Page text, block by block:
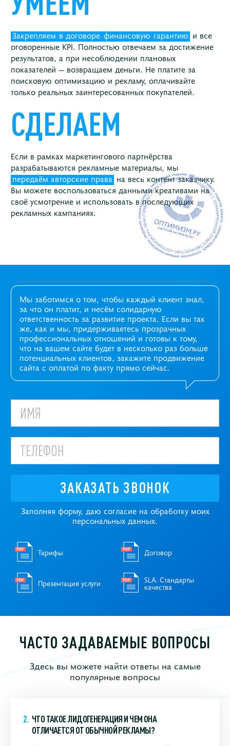
Закрепляем в договоре финансовую гарантию и все
оговоренные KPI. Полностью отвечаем за достижение
результатов, а при несоблюдении плановых
показателей — возвращаем деньги. Не платите за
поисковую оптимизацию и рекламу, оплачивайте
только реальных заинтересованных покупателей.
СДЕЛАЕМ
Если в рамках маркетингового партнёрства
разрабатываются рекламные материалы, мы
передаём авторские права на весь контент заказчику.
Вы можете воспользоваться данными креативами на
своё усмотрение и использовать в последующих
рекламных кампаниях.
Мы заботимся о том, чтобы каждый клиент знал,
за что он платит, и несём солидарную
ответственность за развитие проекта. Если вы так
же, как и мы, придерживаетесь прозрачных
профессиональных отношений и готовы к тому,
что на вашем сайте будет в несколько раз больше
потенциальных клиентов, закажите продвижение
сайта с оплатой по факту прямо сейчас.
ЗАКАЗАТЬ ЗВОНОК
Заполняя форму, даю согласие на обработку моих
персональных данных.
Тарифы Договор
Презентация услуги SLA. Стандарты
качества
ЧАСТО ЗАДАВАЕМЫЕ ВОПРОСЫ
Здесь вы можете найти ответы на самые
популярные вопросы
ЧТО ТАКОЕ ЛИДОГЕНЕРАЦИЯ И ЧЕМ ОНА
ОТЛИЧАЕТСЯ ОТ ОБЫЧНОЙ РЕКЛАМЫ?